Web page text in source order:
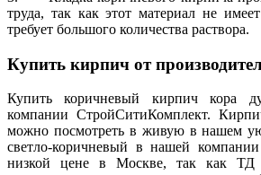
труда, так как этот материал не
требует большого количества раствора.
Купить кирпич от
Купить коричневый кирпич кора
компании СтройСитиКомплект.
можно посмотреть в живую в нашем
светло-коричневый в нашей
низкой цене в Москве, так как ТД